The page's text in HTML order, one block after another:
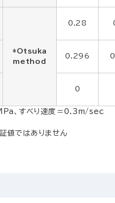
*Otsuka
method
0.28
0.296
0
、すべり速度＝0.3m/sec
値ではありません